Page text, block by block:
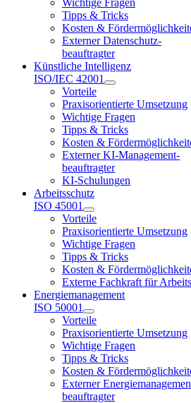
Wichtige Fragen
Tipps & Tricks
Kosten &
Externer Datenschutz-
beauftragter
Künstliche Intelligenz
ISO/IEC 42001
Vorteile
Praxisorientierte Umsetzung
Wichtige Fragen
Tipps & Tricks
Kosten &
Externer KI-Management-
beauftragter
KI-Schulungen
Arbeitsschutz
ISO 45001
Vorteile
Praxisorientierte Umsetzung
Wichtige Fragen
Tipps & Tricks
Kosten &
Externe Fachkraft für
Energiemanagement
ISO 50001
Vorteile
Praxisorientierte Umsetzung
Wichtige Fragen
Tipps & Tricks
Kosten &
Externer
beauftragter